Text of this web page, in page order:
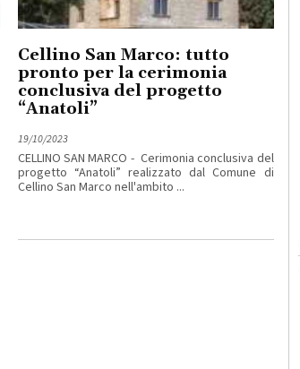
Cellino San Marco: tutto
pronto per la cerimonia
conclusiva del progetto
“Anatoli”
19/10/2023
CELLINO SAN MARCO - Cerimonia conclusiva del
progetto “Anatoli” realizzato dal Comune di
Cellino San Marco nell'ambito ...